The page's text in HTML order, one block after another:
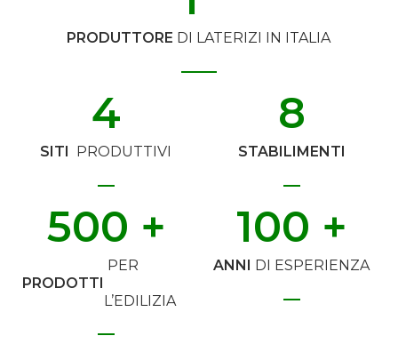
PRODUTTORE DI LATERIZI IN ITALIA
SITI PRODUTTIVI
4
STABILIMENTI
8
PRODOTTI
PER
L’EDILIZIA
500 +
ANNI DI ESPERIENZA
100 +